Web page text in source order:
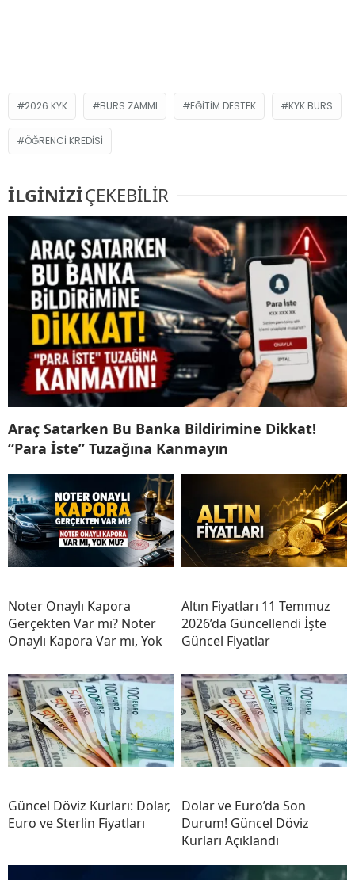
2026 KYK BURS ZAMMI EĞITIM DESTEK KYK BURS
ÖĞRENCI KREDISI
İLGİNİZİÇEKEBİLİR
Araç Satarken Bu Banka Bildirimine Dikkat!
“Para İste” Tuzağına Kanmayın
Noter Onaylı Kapora
Gerçekten Var mı? Noter
Onaylı Kapora Var mı, Yok
Altın Fiyatları 11 Temmuz
2026’da Güncellendi İşte
Güncel Fiyatlar
Güncel Döviz Kurları: Dolar,
Euro ve Sterlin Fiyatları
Dolar ve Euro’da Son
Durum! Güncel Döviz
Kurları Açıklandı